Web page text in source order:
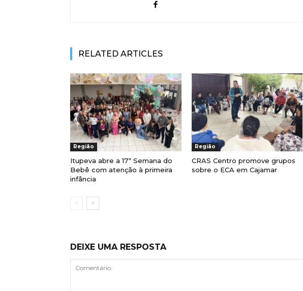
RELATED ARTICLES
Região
Itupeva abre a 17ª Semana do
Bebê com atenção à primeira
infância
Região
CRAS Centro promove grupos
sobre o ECA em Cajamar
DEIXE UMA RESPOSTA